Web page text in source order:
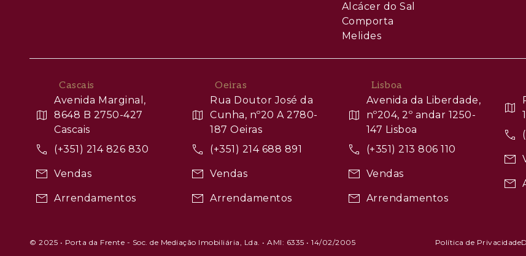
Alcácer do Sal
Comporta
Melides
Cascais
Avenida Marginal,
8648 B 2750-427
Cascais
(+351) 214 826 830
Vendas
Arrendamentos
Oeiras
Rua Doutor José da
Cunha, nº20 A 2780-
187 Oeiras
(+351) 214 688 891
Vendas
Arrendamentos
Lisboa
Avenida da Liberdade,
nº204, 2º andar 1250-
147 Lisboa
(+351) 213 806 110
Vendas
Arrendamentos
© 2025 • Porta da Frente - Soc. de Mediação Imobiliária, Lda. • AMI: 6335 • 14/02/2005 Política de Privacidade